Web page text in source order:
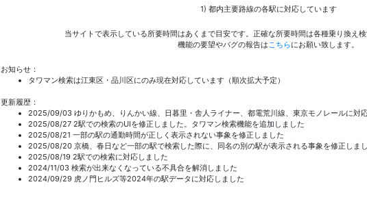
1) 都内主要路線の各駅に対応しています
当サイトで表示している所要時間はあくまで目安です。正確な所要時間は各種乗り換え検
機能の要望やバグの報告はこちらにお願い致します。
お知らせ：
タワマン検索は江東区・品川区にのみ現在対応しています（順次拡大予定）
更新履歴：
2025/09/03 ゆりかもめ、りんかい線、日暮里・舎人ライナー、都電荒川線、東京モノレールに対
2025/08/27 2駅での検索のUIを修正しました。タワマン検索機能を追加しました
2025/08/21 一部の駅の通勤時間が正しく表示されない事象を修正しました
2025/08/20 京橋、春日など一部の駅で検索した際に、同名の別の駅が表示される事象を修正しま
2025/08/19 2駅での検索に対応しました
2024/11/03 検索が出来なくなっている不具合を解消しました
2024/09/29 虎ノ門ヒルズ等2024年の駅データに対応しました